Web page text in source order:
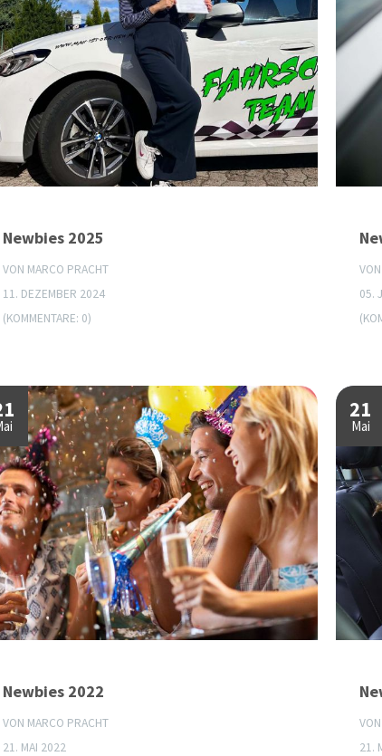
Newbies 2025
VON MARCO PRACHT
11. DEZEMBER 2024
(KOMMENTARE: 0)
05.
Newbies 2022
VON MARCO PRACHT
21. MAI 2022
21
Mai
21.